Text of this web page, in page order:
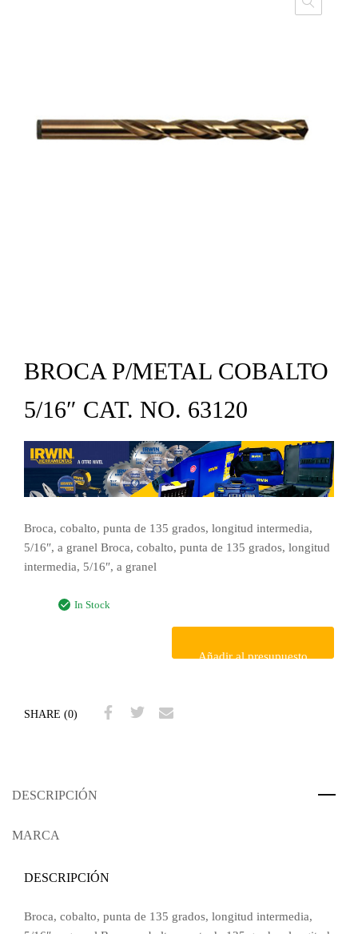
BROCA P/METAL COBALTO
5/16″ CAT. NO. 63120
Broca, cobalto, punta de 135 grados, longitud intermedia,
5/16″, a granel Broca, cobalto, punta de 135 grados, longitud
intermedia, 5/16″, a granel
In Stock
Añadir al presupuesto
SHARE (0)
DESCRIPCIÓN
MARCA
DESCRIPCIÓN
Broca, cobalto, punta de 135 grados, longitud intermedia,